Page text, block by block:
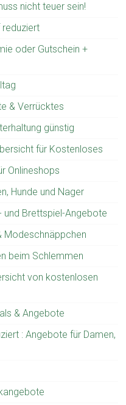
nicht teuer sein!
reduziert
oder Gutschein +
& Verrücktes
günstig
für Kostenloses
Onlineshops
Hunde und Nager
und Brettspiel-Angebote
Modeschnäppchen
beim Schlemmen
von kostenlosen
& Angebote
: Angebote für Damen,